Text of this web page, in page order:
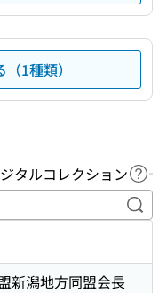
1種類）
タルコレクション ヘ
キ
新潟地方同盟会長